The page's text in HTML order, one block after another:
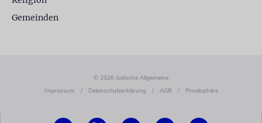
Gemeinden
© 2026 Jüdische Allgemeine
Impressum
/ Datenschutzerklärung / AGB / Privatsphäre